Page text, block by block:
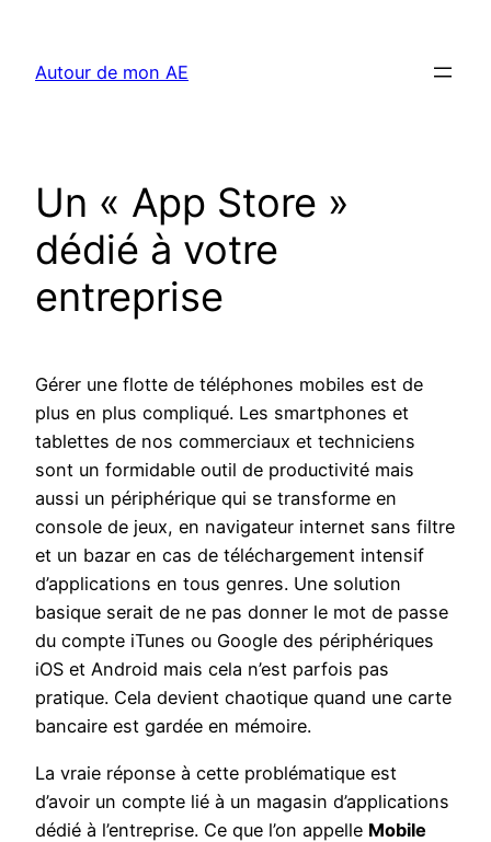
contenu
Autour de mon AE
Un « App Store »
dédié à votre
entreprise
Gérer une flotte de téléphones mobiles est de
plus en plus compliqué. Les smartphones et
tablettes de nos commerciaux et techniciens
sont un formidable outil de productivité mais
aussi un périphérique qui se transforme en
console de jeux, en navigateur internet sans filtre
et un bazar en cas de téléchargement intensif
d’applications en tous genres. Une solution
basique serait de ne pas donner le mot de passe
du compte iTunes ou Google des périphériques
iOS et Android mais cela n’est parfois pas
pratique. Cela devient chaotique quand une carte
bancaire est gardée en mémoire.
La vraie réponse à cette problématique est
d’avoir un compte lié à un magasin d’applications
dédié à l’entreprise. Ce que l’on appelle Mobile